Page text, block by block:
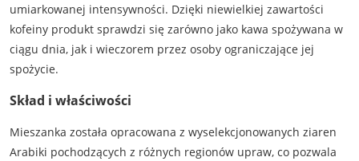
umiarkowanej intensywności. Dzięki niewielkiej zawartości
kofeiny produkt sprawdzi się zarówno jako kawa spożywana w
ciągu dnia, jak i wieczorem przez osoby ograniczające jej
spożycie.
Skład i właściwości
Mieszanka została opracowana z wyselekcjonowanych ziaren
Arabiki pochodzących z różnych regionów upraw, co pozwala